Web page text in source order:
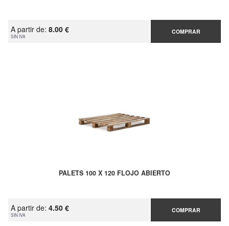
A partir de: 8.00 €
SIN IVA
COMPRAR
PALETS 100 X 120 FLOJO ABIERTO
A partir de: 4.50 €
SIN IVA
COMPRAR